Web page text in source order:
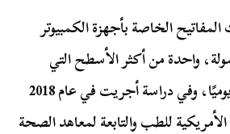
المفاتيح الخاصة بأجهزة الكمبيوتر
واحدة من أكثر الأسطح التي
نتفاعل معها بالتلامس يوميًا، وفي دراسة أجريت في عام 2018
الأمريكية للطب والتابعة لمعاهد الصحة